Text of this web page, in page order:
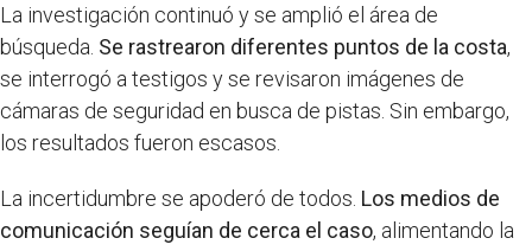
La investigación continuó y se amplió el área de
búsqueda. Se rastrearon diferentes puntos de la costa,
se interrogó a testigos y se revisaron imágenes de
cámaras de seguridad en busca de pistas. Sin embargo,
los resultados fueron escasos.
La incertidumbre se apoderó de todos. Los medios de
comunicación seguían de cerca el caso, alimentando la